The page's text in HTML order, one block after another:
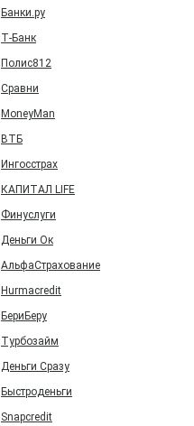
Банки.ру
Т‑Банк
Полис812
Сравни
MoneyMan
ВТБ
Ингосстрах
КАПИТАЛ LIFE
Финуслуги
Деньги Ок
АльфаСтрахование
Hurmacredit
БериБеру
Турбозайм
Деньги Сразу
Быстроденьги
Snapcredit